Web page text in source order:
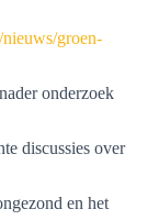
groen-
onderzoek
discussies over
en het